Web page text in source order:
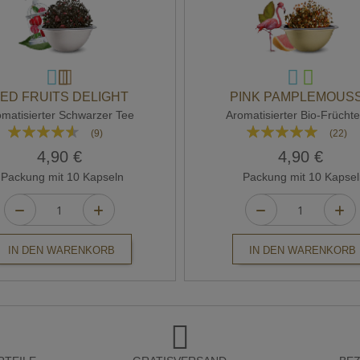
FRUITS DELIGHT
Schwarzer Tee
Bewertung:
(9)
4,90 €
mit 10 Kapseln
IN DEN WARENKORB
PINK
Aromatisierter Bio-
Bewertung:
(22)
4,90 €
Packung mit 10
IN DEN WARENKORB